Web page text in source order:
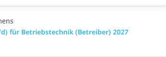
für Betriebstechnik (Betreiber) 2027